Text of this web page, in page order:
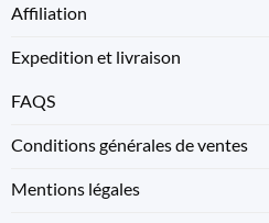
Affiliation
Expedition et livraison
FAQS
Conditions générales de ventes
Mentions légales